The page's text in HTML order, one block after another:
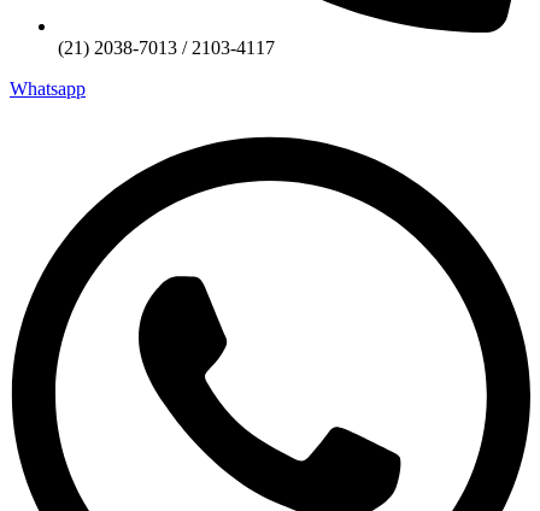
(21) 2038-7013 / 2103-4117
Whatsapp